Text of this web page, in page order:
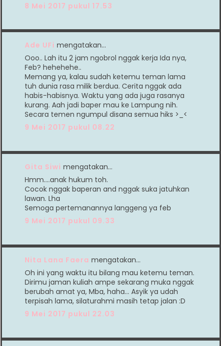
8 Mei 2017 pukul 17.53
Ade UFi mengatakan…
Ooo.. Lah itu 2 jam ngobrol nggak kerja Ida nya,
Feb? hehehehe..
Memang ya, kalau sudah ketemu teman lama
tuh dunia rasa milik berdua. Cerita nggak ada
habis-habisnya. Waktu yang ada juga rasanya
kurang. Aah jadi baper mau ke Lampung nih.
Secara temen ngumpul disana semua hiks >_<
9 Mei 2017 pukul 08.22
Gita Siwi mengatakan…
Hmm....anak hukum toh.
Cocok nggak baperan and nggak suka jatuhkan
lawan. Lha
Semoga pertemanannya langgeng ya feb
9 Mei 2017 pukul 09.33
Nita Lana Faera mengatakan…
Oh ini yang waktu itu bilang mau ketemu teman.
Dirimu jaman kuliah ampe sekarang muka nggak
berubah amat ya, Mba, haha... Asyik ya udah
terpisah lama, silaturahmi masih tetap jalan :D
9 Mei 2017 pukul 22.03